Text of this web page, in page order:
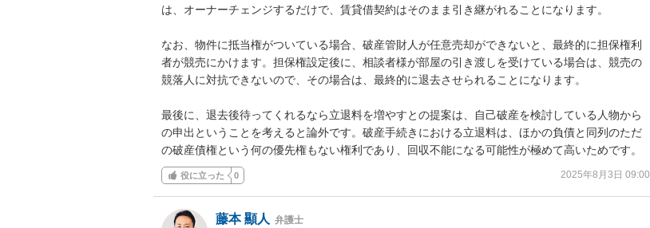
は、オーナーチェンジするだけで、賃貸借契約はそのまま引き継がれることになります。
なお、物件に抵当権がついている場合、破産管財人が任意売却ができないと、最終的に担保権利
者が競売にかけます。担保権設定後に、相談者様が部屋の引き渡しを受けている場合は、競売の
競落人に対抗できないので、その場合は、最終的に退去させられることになります。
最後に、退去後待ってくれるなら立退料を増やすとの提案は、自己破産を検討している人物から
の申出ということを考えると論外です。破産手続きにおける立退料は、ほかの負債と同列のただ
の破産債権という何の優先権もない権利であり、回収不能になる可能性が極めて高いためです。
役に立った 0 2025年8月3日 09:00
藤本 顯人 弁護士